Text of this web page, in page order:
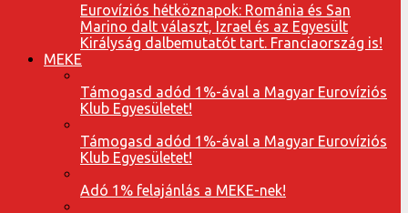
Eurovíziós hétköznapok: Románia és San
Marino dalt választ, Izrael és az Egyesült
Királyság dalbemutatót tart. Franciaország is!
MEKE
Támogasd adód 1%-ával a Magyar Eurovíziós
Klub Egyesületet!
Támogasd adód 1%-ával a Magyar Eurovíziós
Klub Egyesületet!
Adó 1% felajánlás a MEKE-nek!